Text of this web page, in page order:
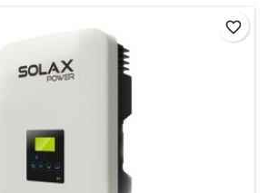
favorite_border